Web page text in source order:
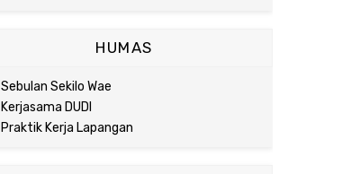
HUMAS
Sebulan Sekilo Wae
Kerjasama DUDI
Praktik Kerja Lapangan